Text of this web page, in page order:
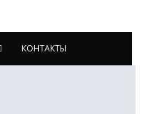
КОНТАКТЫ